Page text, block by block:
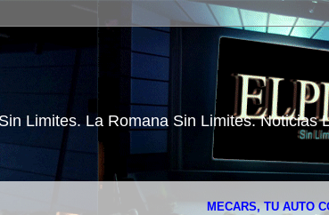
Limites. La Romana Sin Limites. Noticias
MECARS, TU AUTO